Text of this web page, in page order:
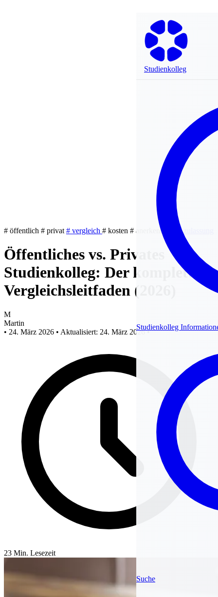
Studienkolleg
Studienkolleg
Suche
# öffentlich # privat # vergleich # kosten # anerkennung #zulassung
Öffentliches vs. Privates
Studienkolleg: Der komplette
Vergleichsleitfaden (2026)
M
Martin
• 24. März 2026 • Aktualisiert: 24. März 2026 •
23 Min. Lesezeit